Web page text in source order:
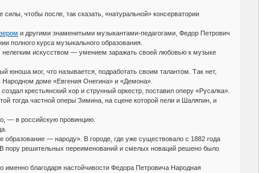
чтобы после, так сказать, «натуральной» консерватории
и другими знаменитыми музыкантами-педагогами, Федор Петрович
полного курса музыкального образования.
нелегким искусством — умением заражать своей любовью к музыке
юноша мог, что называется, подработать своим талантом. Так нет,
доме «Евгения Онегина» и «Демона».
крестьянский хор и струнный оркестр, поставил оперу «Русалка».
тогда частной оперы Зимина, на сцене которой пели и Шаляпин, и
— в российскую провинцию.
образование — народу». В городе, где уже существовало с 1882 года
пору решительных переименований и смелых новаций решено было
именно благодаря настойчивости Федора Петровича Народная